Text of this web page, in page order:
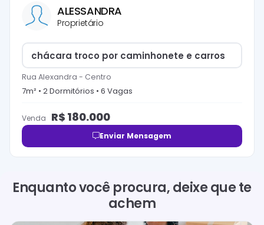
ALESSANDRA
Proprietário
chácara troco por caminhonete e carros
Rua Alexandra - Centro
7m² • 2Dormitórios • 6 Vagas
Venda R$ 180.000
Enviar Mensagem
Enquanto você procura, deixe que te
achem